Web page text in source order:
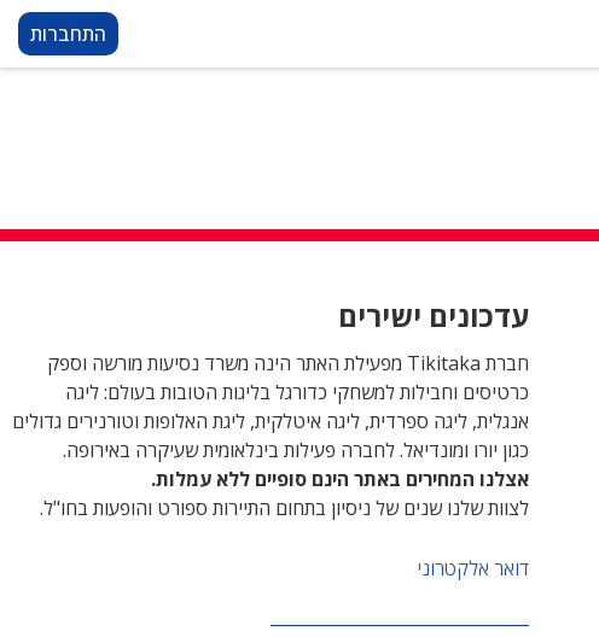
התחברות
עדכונים ישירים
חברת Tikitaka מפעילת האתר הינה משרד נסיעות מורשה וספק
כרטיסים וחבילות למשחקי כדורגל בליגות הטובות בעולם: ליגה
אנגלית, ליגה ספרדית, ליגה איטלקית, ליגת האלופות וטורנירים גדולים
כגון יורו ומונדיאל. לחברה פעילות בינלאומית שעיקרה באירופה.
אצלנו המחירים באתר הינם סופיים ללא עמלות.
לצוות שלנו שנים של ניסיון בתחום התיירות ספורט והופעות בחו"ל.
דואר אלקטרוני